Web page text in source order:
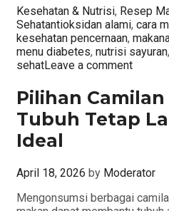
Categories
Kesehatan & Nutrisi, Resep
SehatTags
antioksidan alami, cara
kesehatan pencernaan,
menu diabetes, nutrisi sayuran,
sehatLeave a comment
Pilihan
Tubuh Tetap
Ideal
April 18, 2026 by Moderator
Mengonsumsi berbagai